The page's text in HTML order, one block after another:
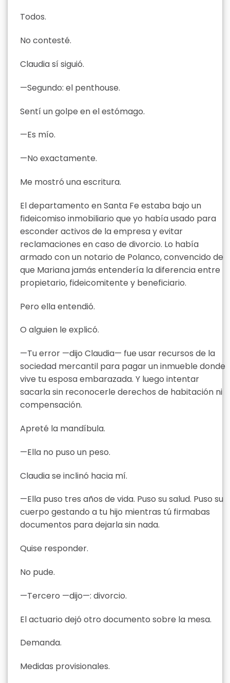
Todos.
No contesté.
Claudia sí siguió.
—Segundo: el penthouse.
Sentí un golpe en el estómago.
—Es mío.
—No exactamente.
Me mostró una escritura.
El departamento en Santa Fe estaba bajo un
fideicomiso inmobiliario que yo había usado para
esconder activos de la empresa y evitar
reclamaciones en caso de divorcio. Lo había
armado con un notario de Polanco, convencido de
que Mariana jamás entendería la diferencia entre
propietario, fideicomitente y beneficiario.
Pero ella entendió.
O alguien le explicó.
—Tu error —dijo Claudia— fue usar recursos de la
sociedad mercantil para pagar un inmueble donde
vive tu esposa embarazada. Y luego intentar
sacarla sin reconocerle derechos de habitación ni
compensación.
Apreté la mandíbula.
—Ella no puso un peso.
Claudia se inclinó hacia mí.
—Ella puso tres años de vida. Puso su salud. Puso su
cuerpo gestando a tu hijo mientras tú firmabas
documentos para dejarla sin nada.
Quise responder.
No pude.
—Tercero —dijo—: divorcio.
El actuario dejó otro documento sobre la mesa.
Demanda.
Medidas provisionales.